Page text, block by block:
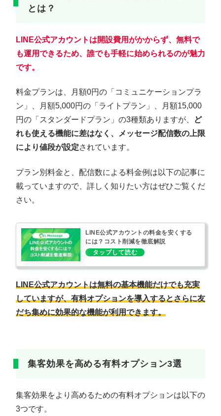
とは？
LINE公式アカウントは開設費用がかからず、無料で
も運用できるため、誰でも手軽に始められるのが魅力
です。
料金プランは、月額0円の「コミュニケーションプラ
ン」、月額5,000円の「ライトプラン」、月額15,000
円の「スタンダードプラン」の3種類ありますが、
ど
れも使える機能に差はなく、メッセージ配信数の上限
により値段が設定されています。
プラン別料金と、配信数による料金例は以下の記事に
載っていますので、詳しく知りたい方はぜひご覧くだ
さい。
LINE公式アカウントの料金を安くする
には？コスト削減を徹底解説
LINE公式アカウントは無料の基本機能だけでも充実
していますが、有料オプションを導入するとさらに友
だち集めに効果的な機能が利用できます。
集客効果を高める有料オプション3選
集客効果をより高めるための有料オプションは以下の
3つです。